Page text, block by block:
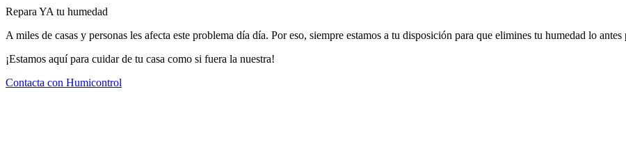
Repara YA tu humedad
A miles de casas y personas les afecta este problema día día. Por eso, siempre estamos a tu disposición para que elimines tu humedad lo antes
¡Estamos aquí para cuidar de tu casa como si fuera la nuestra!
Contacta con Humicontrol